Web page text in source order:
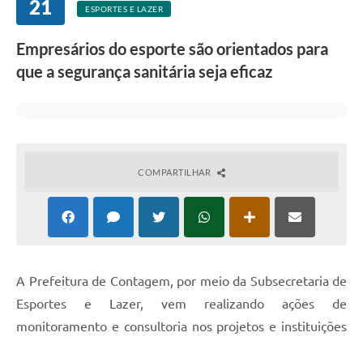
21 ESPORTES E LAZER
Empresários do esporte são orientados para
que a segurança sanitária seja eficaz
COMPARTILHAR
A Prefeitura de Contagem, por meio da Subsecretaria de
Esportes e Lazer, vem realizando ações de
monitoramento e consultoria nos projetos e instituições